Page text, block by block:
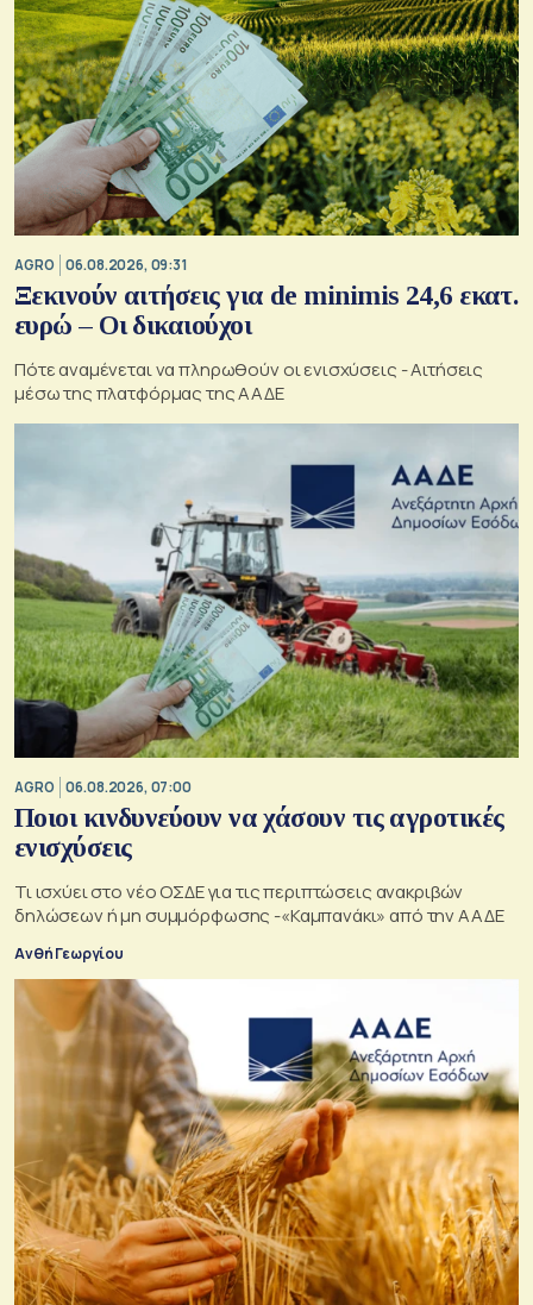
AGRO 06.08.2026, 09:31
Ξεκινούν αιτήσεις για de minimis 24,6 εκατ.
ευρώ – Οι δικαιούχοι
Πότε αναμένεται να πληρωθούν οι ενισχύσεις - Αιτήσεις
μέσω της πλατφόρμας της ΑΑΔΕ
AGRO 06.08.2026, 07:00
Ποιοι κινδυνεύουν να χάσουν τις αγροτικές
ενισχύσεις
Τι ισχύει στο νέο ΟΣΔΕ για τις περιπτώσεις ανακριβών
δηλώσεων ή μη συμμόρφωσης -«Καμπανάκι» από την ΑΑΔΕ
Ανθή Γεωργίου